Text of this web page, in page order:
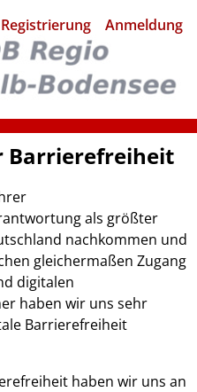
Registrierung Anmeldung
Barrierefreiheit
als größter
nachkommen und
gleichermaßen Zugang
digitalen
haben wir uns sehr
Barrierefreiheit
haben wir uns an